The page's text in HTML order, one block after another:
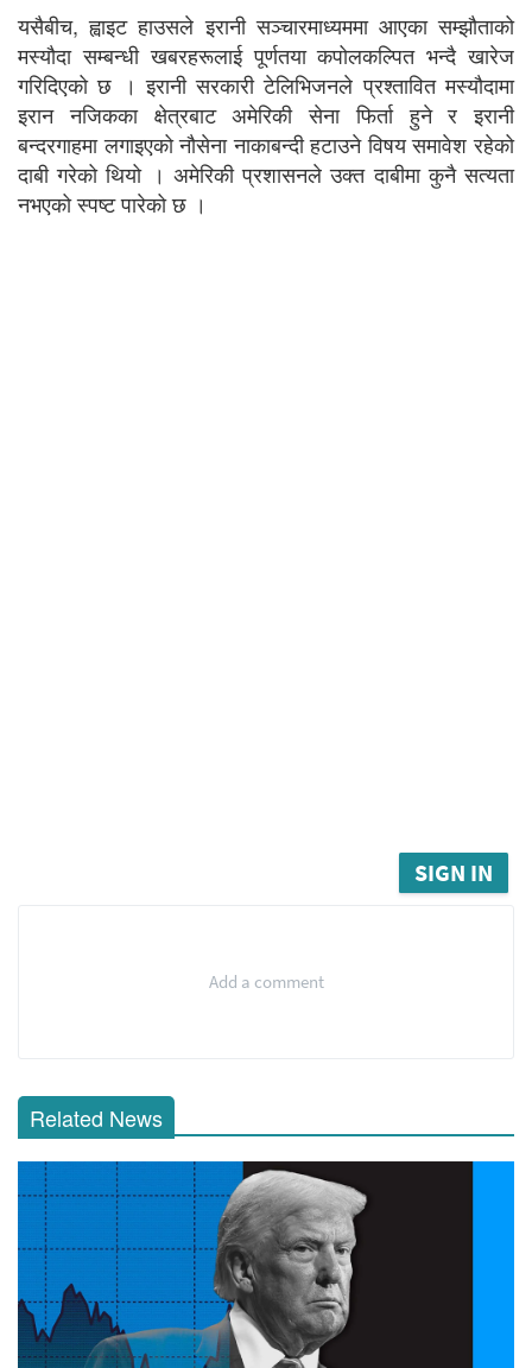
यसैबीच, ह्वाइट हाउसले इरानी सञ्चारमाध्यममा आएका सम्झौताको
मस्यौदा सम्बन्धी खबरहरूलाई पूर्णतया कपोलकल्पित भन्दै खारेज
गरिदिएको छ । इरानी सरकारी टेलिभिजनले प्रश्तावित मस्यौदामा
इरान नजिकका क्षेत्रबाट अमेरिकी सेना फिर्ता हुने र इरानी
बन्दरगाहमा लगाइएको नौसेना नाकाबन्दी हटाउने विषय समावेश रहेको
दाबी गरेको थियो । अमेरिकी प्रशासनले उक्त दाबीमा कुनै सत्यता
नभएको स्पष्ट पारेको छ ।
SIGN IN
Add a comment
Related News